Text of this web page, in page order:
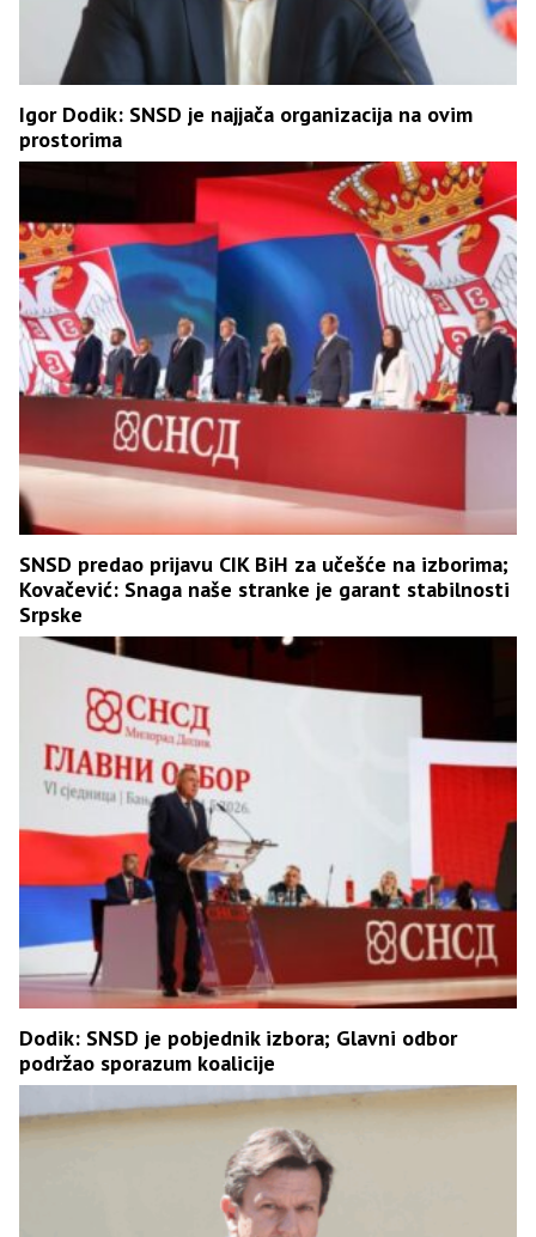
Igor Dodik: SNSD je najjača organizacija na ovim
prostorima
SNSD predao prijavu CIK BiH za učešće na izborima;
Kovačević: Snaga naše stranke je garant stabilnosti
Srpske
Dodik: SNSD je pobjednik izbora; Glavni odbor
podržao sporazum koalicije